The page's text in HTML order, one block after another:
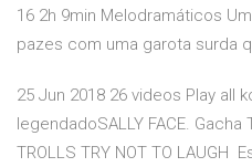
16 2h 9min Melodramáticos
pazes com uma garota surda
25 Jun 2018 26 videos Play all
legendadoSALLY FACE.
TROLLS TRY NOT TO LAUGH